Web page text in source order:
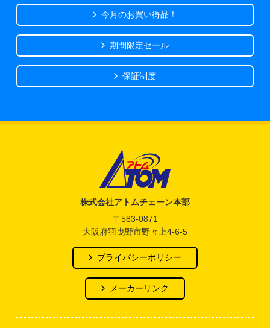
今月のお買い得品！
期間限定セール
保証制度
株式会社アトムチェーン本部
〒583-0871
大阪府羽曳野市野々上4-6-5
プライバシーポリシー
メーカーリンク